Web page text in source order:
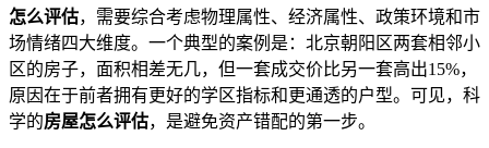
怎么评估，需要综合考虑物理属性、经济属性、政策环境和市
场情绪四大维度。一个典型的案例是：北京朝阳区两套相邻小
区的房子，面积相差无几，但一套成交价比另一套高出15%，
原因在于前者拥有更好的学区指标和更通透的户型。可见，科
学的房屋怎么评估，是避免资产错配的第一步。